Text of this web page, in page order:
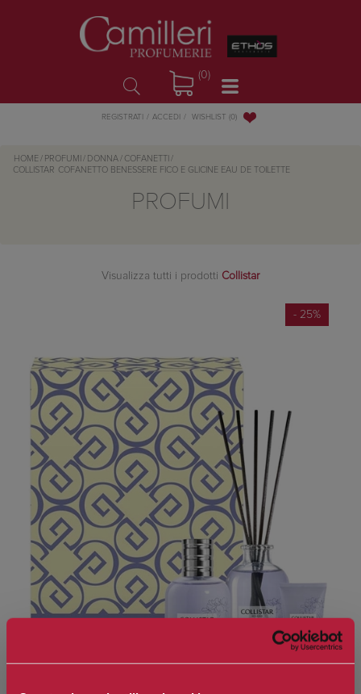
(0)
REGISTRATI ACCEDI WISHLIST (0)
HOME / PROFUMI / DONNA / COFANETTI /
COLLISTAR COFANETTO BENESSERE FICO E GLICINE EAU DE TOILETTE
PROFUMI
Visualizza tutti i prodotti Collistar
- 25%